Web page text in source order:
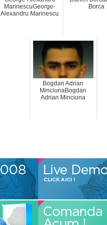
MarinescuGeorge-
Alexandru Marinescu
Borca
Bogdan Adrian
MinciunaBogdan
Adrian Minciuna